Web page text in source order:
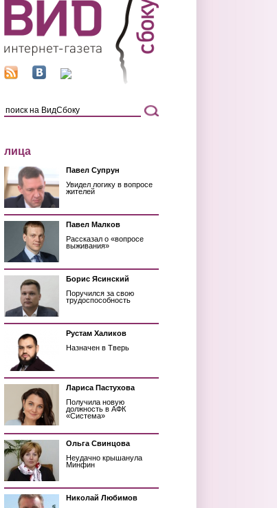
лица
Павел Супрун
Увидел логику в вопросе
жителей
Павел Малков
Рассказал о «вопросе
выживания»
Борис Ясинский
Поручился за свою
трудоспособность
Рустам Халиков
Назначен в Тверь
Лариса Пастухова
Получила новую
должность в АФК
«Система»
Ольга Свинцова
Неудачно крышанула
Минфин
Николай Любимов